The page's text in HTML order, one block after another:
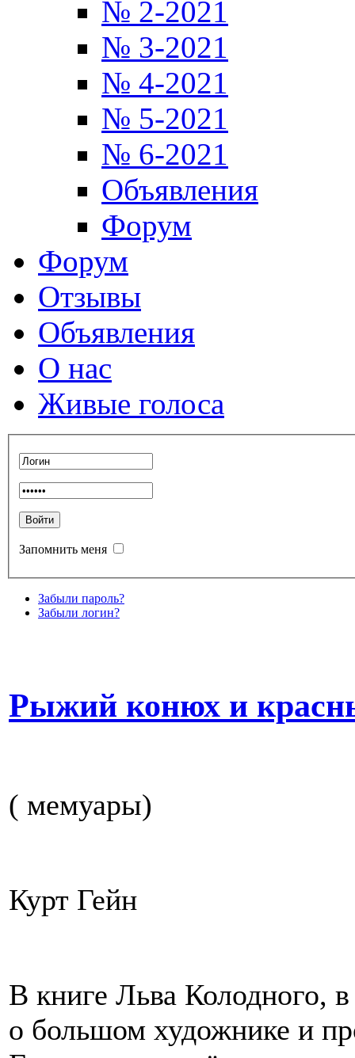
№ 2-2021
№ 3-2021
№ 4-2021
№ 5-2021
№ 6-2021
Объявления
Форум
Форум
Отзывы
Объявления
О нас
Живые голоса
Запомнить меня
Забыли пароль?
Забыли логин?
Рыжий конюх и
( мемуары)
Курт Гейн
В книге Льва Колодного,
о большом художнике и